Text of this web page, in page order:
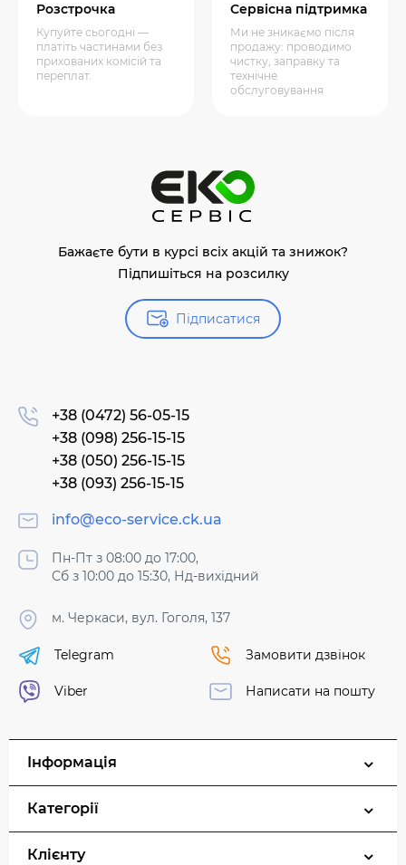
Розстрочка
Купуйте сьогодні —
платіть частинами без
прихованих комісій та
переплат.
Сервісна підтримка
Ми не зникаємо після
продажу: проводимо
чистку, заправку та
технічне
обслуговування
Бажаєте бути в курсі всіх акцій та знижок?
Підпишіться на розсилку
Підписатися
+38 (0472) 56-05-15
+38 (098) 256-15-15
+38 (050) 256-15-15
+38 (093) 256-15-15
info@eco-service.ck.ua
Пн-Пт з 08:00 до 17:00,
Сб з 10:00 до 15:30, Нд-вихідний
м. Черкаси, вул. Гоголя, 137
Telegram
Viber
Замовити дзвінок
Написати на пошту
Інформація
Категорії
Клієнту